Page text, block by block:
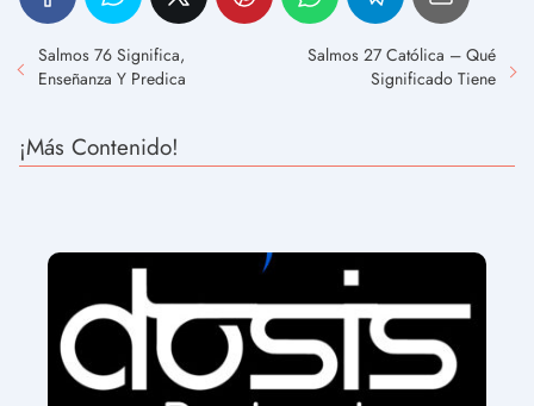
Salmos 76 Significa,
Enseñanza Y Predica
Salmos 27 Católica – Qué
Significado Tiene
¡Más Contenido!